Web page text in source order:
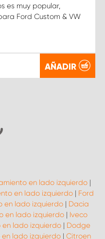
es muy popular,
Ford Custom & VW
AÑADIR
en lado izquierdo |
en lado izquierdo | Ford
en lado izquierdo| Dacia
en lado izquierdo | Iveco
lado izquierdo | Dodge
lado izquierdo | Citroen